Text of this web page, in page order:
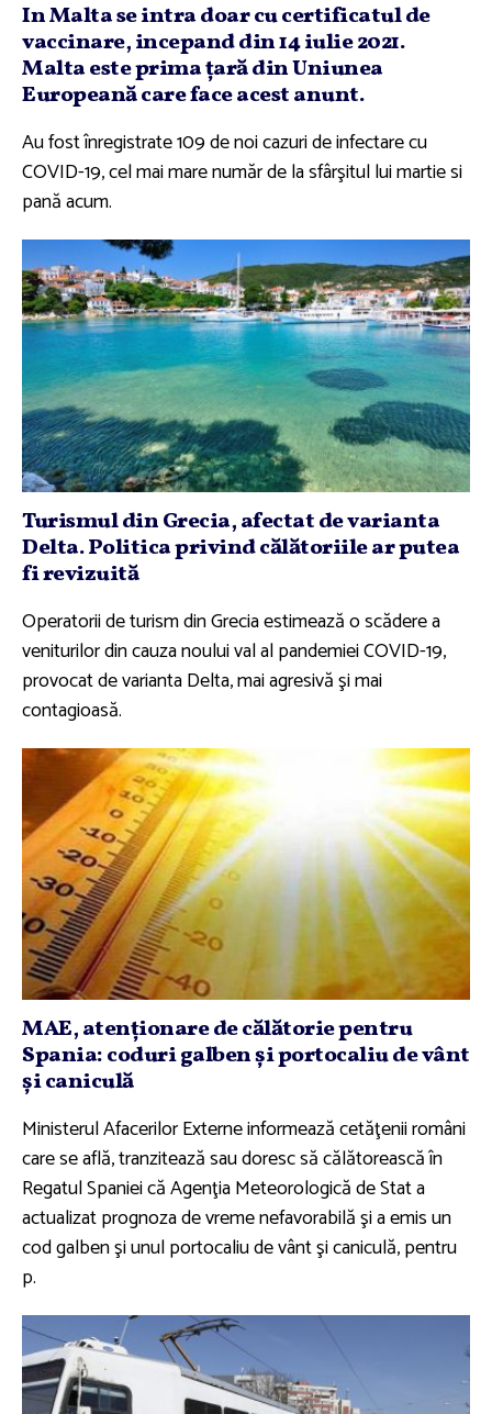
In Malta se intra doar cu certificatul de
vaccinare, incepand din 14 iulie 2021.
Malta este prima ţară din Uniunea
Europeană care face acest anunt.
Au fost înregistrate 109 de noi cazuri de infectare cu
COVID-19, cel mai mare număr de la sfârşitul lui martie si
pană acum.
Turismul din Grecia, afectat de varianta
Delta. Politica privind călătoriile ar putea
fi revizuită
Operatorii de turism din Grecia estimează o scădere a
veniturilor din cauza noului val al pandemiei COVID-19,
provocat de varianta Delta, mai agresivă şi mai
contagioasă.
MAE, atenţionare de călătorie pentru
Spania: coduri galben şi portocaliu de vânt
şi caniculă
Ministerul Afacerilor Externe informează cetăţenii români
care se află, tranzitează sau doresc să călătorească în
Regatul Spaniei că Agenţia Meteorologică de Stat a
actualizat prognoza de vreme nefavorabilă şi a emis un
cod galben şi unul portocaliu de vânt şi caniculă, pentru
p.